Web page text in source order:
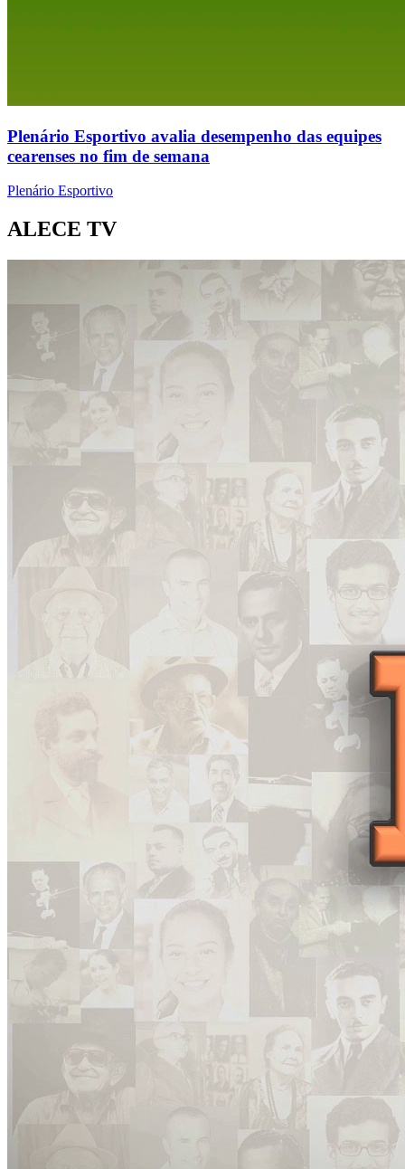
Plenário Esportivo avalia desempenho das equipes
cearenses no fim de semana
Plenário Esportivo
ALECE TV